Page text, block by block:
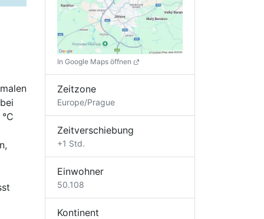
In Google Maps öffnen
Zeitzone
Europe/Prague
Zeitverschiebung
+1 Std.
Einwohner
50.108
Kontinent